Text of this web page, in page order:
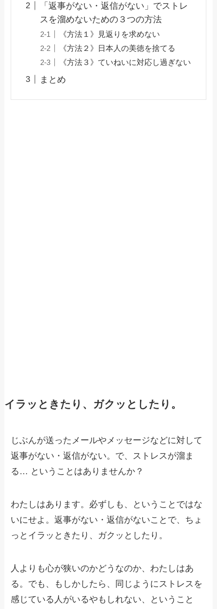
「返事がない・返信がない」でストレ
スを溜めないための３つの方法
《方法１》見返りを求めない
《方法２》日本人の美徳を捨てる
《方法３》ていねいに対応し過ぎない
まとめ
イラッときたり、ガクッとしたり。
じぶんが送ったメールやメッセージなどに対して
返事がない・返信がない。で、ストレスが溜ま
る… ということはありませんか？
わたしはあります。必ずしも、ということではな
いにせよ。返事がない・返信がないことで、ちょ
っとイラッときたり、ガクッとしたり。
人よりも心が狭いのかどうなのか、わたしはあ
る。でも、もしかしたら、同じようにストレスを
感じている人がいるやもしれない、ということ